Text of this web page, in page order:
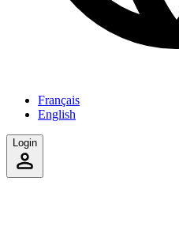
Français
English
Login